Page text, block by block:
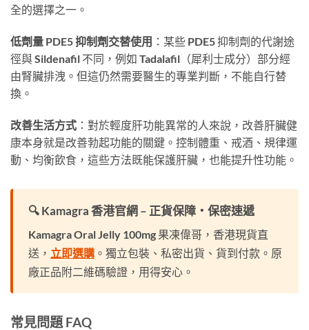
全的選擇之一。
低劑量 PDE5 抑制劑交替使用 ：某些 PDE5 抑制劑的代謝途
徑與 Sildenafil 不同，例如 Tadalafil（犀利士成分）部分經
由腎臟排洩。但這仍然需要醫生的專業判斷，不能自行替
換。
改善生活方式 ：對於輕度肝功能異常的人來說，改善肝臟健
康本身就是改善勃起功能的關鍵。控制體重、戒酒、規律運
動、均衡飲食，這些方法既能保護肝臟，也能提升性功能。
🔍 Kamagra 香港官網 – 正貨保障・保密速遞
Kamagra Oral Jelly 100mg 果凍偉哥，香港現貨直
送， 立即選購 。獨立包裝、私密出貨、貨到付款。原
廠正品附二維碼驗證，用得安心。
常見問題 FAQ